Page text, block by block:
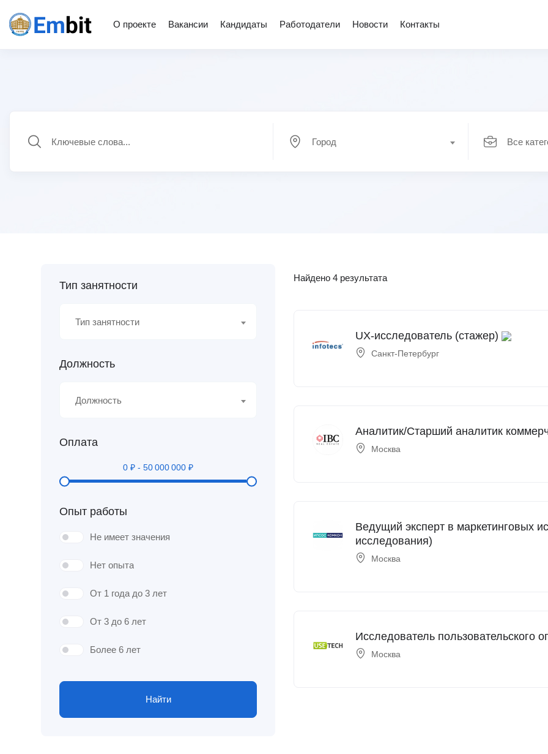
О проекте Вакансии Кандидаты Работодатели Новости Контакты
Город Все
Тип занятности
Тип занятности
Должность
Должность
Оплата
0 ₽ - 50 000 000 ₽
Опыт работы
Не имеет значения
Нет опыта
От 1 года до 3 лет
От 3 до 6 лет
Более 6 лет
Найти
Найдено 4 результата
UX-исследователь (стажер)
Санкт-Петербург
Аналитик/Старший аналитик
Москва
Ведущий эксперт в маркетинговых
исследования)
Москва
Исследователь пользовательского
Москва